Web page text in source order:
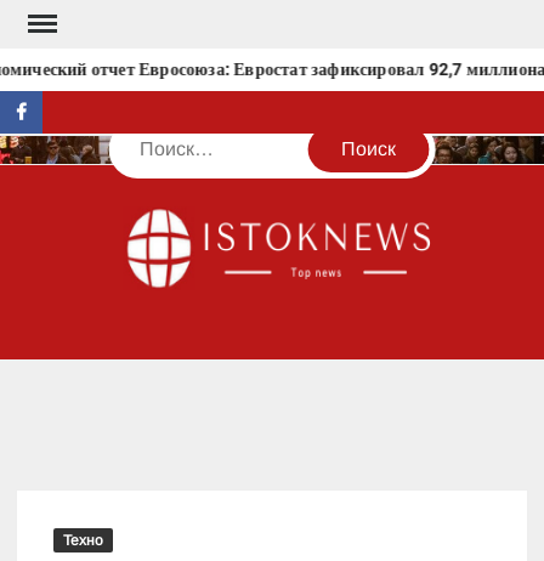
Перейти
содержимомуотчет Евросоюза: Евростат зафиксировал 92,7 миллиона
facebook
Поиск
Техно